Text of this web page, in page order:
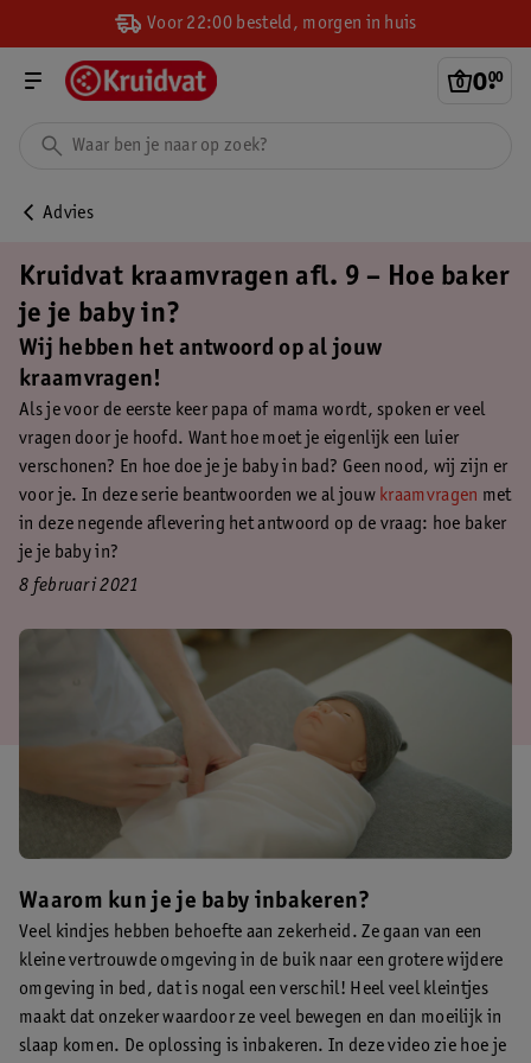
Voor 22:00 besteld, morgen in huis
0.
00
Advies
Kruidvat kraamvragen afl. 9 – Hoe baker
je je baby in?
Wij hebben het antwoord op al jouw
kraamvragen!
Als je voor de eerste keer papa of mama wordt, spoken er veel
vragen door je hoofd. Want hoe moet je eigenlijk een luier
verschonen? En hoe doe je je baby in bad? Geen nood, wij zijn er
voor je. In deze serie beantwoorden we al jouw kraamvragen met
in deze negende aflevering het antwoord op de vraag: hoe baker
je je baby in?
8 februari 2021
Waarom kun je je baby inbakeren?
Veel kindjes hebben behoefte aan zekerheid. Ze gaan van een
kleine vertrouwde omgeving in de buik naar een grotere wijdere
omgeving in bed, dat is nogal een verschil! Heel veel kleintjes
maakt dat onzeker waardoor ze veel bewegen en dan moeilijk in
slaap komen. De oplossing is inbakeren. In deze video zie hoe je